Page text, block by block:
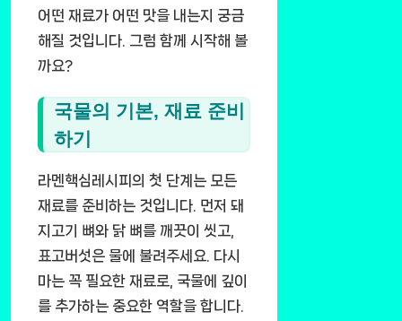
어떤 재료가 어떤 맛을 내는지 궁금
해질 것입니다. 그럼 함께 시작해 볼
까요?
국물의 기본, 재료 준비
하기
라멘핵심레시피의 첫 단계는 모든
재료를 준비하는 것입니다. 먼저 돼
지고기 뼈와 닭 뼈를 깨끗이 씻고,
표고버섯은 물에 불려주세요. 다시
마는 꼭 필요한 재료로, 국물에 깊이
를 추가하는 중요한 역할을 합니다.